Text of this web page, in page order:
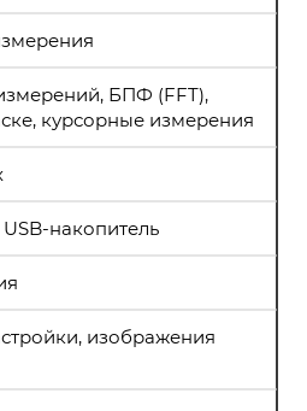
БПФ (FFT),
курсорные измерения
накопитель
изображения